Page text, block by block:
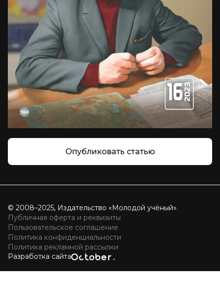
Опубликовать статью
© 2008–2025, Издательство «Молодой учёный»
Публичная оферта и реквизиты
Пользовательское соглашение
Политика конфиденциальности
Политика рекламной рассылки
Разработка сайта